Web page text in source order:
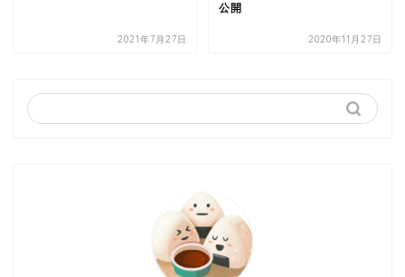
2021年7月27日
公開
2020年11月27日